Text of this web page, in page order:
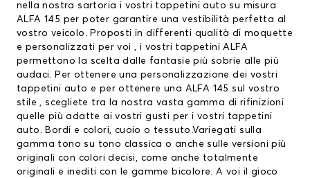
nella nostra sartoria i vostri tappetini auto su misura
ALFA 145 per poter garantire una vestibilità perfetta al
vostro veicolo. Proposti in differenti qualità di moquette
e personalizzati per voi , i vostri tappetini ALFA
permettono la scelta dalle fantasie più sobrie alle più
audaci. Per ottenere una personalizzazione dei vostri
tappetini auto e per ottenere una ALFA 145 sul vostro
stile , scegliete tra la nostra vasta gamma di rifinizioni
quelle più adatte ai vostri gusti per i vostri tappetini
auto. Bordi e colori, cuoio o tessuto.Variegati sulla
gamma tono su tono classica o anche sulle versioni più
originali con colori decisi, come anche totalmente
originali e inediti con le gamme bicolore. A voi il gioco